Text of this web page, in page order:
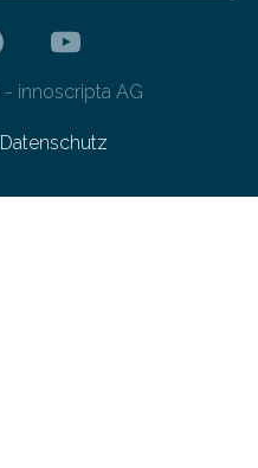
innoscripta AG
Datenschutz